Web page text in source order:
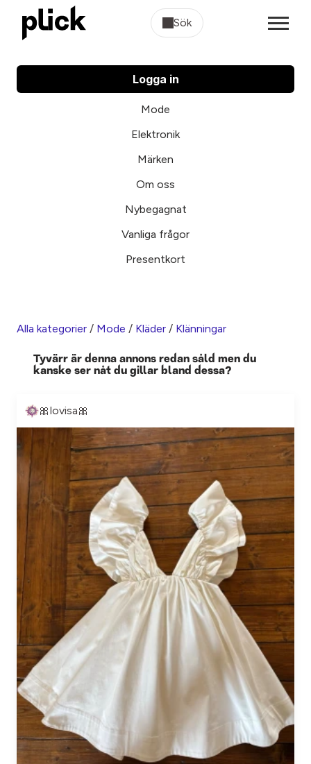
Sök
Logga in
Mode
Elektronik
Märken
Om oss
Nybegagnat
Vanliga frågor
Presentkort
Alla kategorier / Mode / Kläder / Klänningar
Tyvärr är denna annons redan såld men du
kanske ser nåt du gillar bland dessa?
🎀lovisa🎀